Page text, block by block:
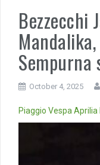
Bezzecchi
Sempurna
October 4, 2025
Piaggio Vespa Aprilia